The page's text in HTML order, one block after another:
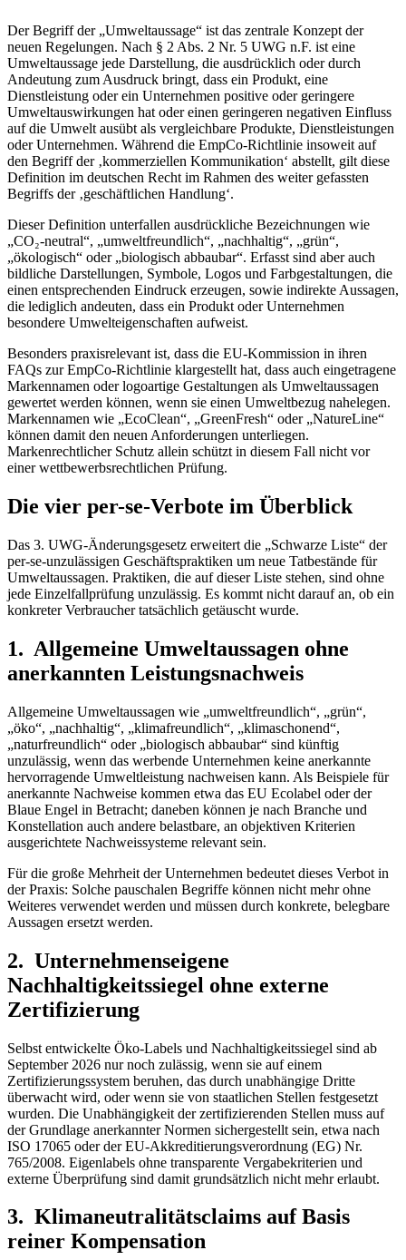
Der Begriff der „Umweltaussage“ ist das zentrale Konzept der
neuen Regelungen. Nach § 2 Abs. 2 Nr. 5 UWG n.F. ist eine
Umweltaussage jede Darstellung, die ausdrücklich oder durch
Andeutung zum Ausdruck bringt, dass ein Produkt, eine
Dienstleistung oder ein Unternehmen positive oder geringere
Umweltauswirkungen hat oder einen geringeren negativen Einfluss
auf die Umwelt ausübt als vergleichbare Produkte, Dienstleistungen
oder Unternehmen. Während die EmpCo-Richtlinie insoweit auf
den Begriff der ‚kommerziellen Kommunikation‘ abstellt, gilt diese
Definition im deutschen Recht im Rahmen des weiter gefassten
Begriffs der ‚geschäftlichen Handlung‘.
Dieser Definition unterfallen ausdrückliche Bezeichnungen wie
„CO₂-neutral“, „umweltfreundlich“, „nachhaltig“, „grün“,
„ökologisch“ oder „biologisch abbaubar“. Erfasst sind aber auch
bildliche Darstellungen, Symbole, Logos und Farbgestaltungen, die
einen entsprechenden Eindruck erzeugen, sowie indirekte Aussagen,
die lediglich andeuten, dass ein Produkt oder Unternehmen
besondere Umwelteigenschaften aufweist.
Besonders praxisrelevant ist, dass die EU-Kommission in ihren
FAQs zur EmpCo-Richtlinie klargestellt hat, dass auch eingetragene
Markennamen oder logoartige Gestaltungen als Umweltaussagen
gewertet werden können, wenn sie einen Umweltbezug nahelegen.
Markennamen wie „EcoClean“, „GreenFresh“ oder „NatureLine“
können damit den neuen Anforderungen unterliegen.
Markenrechtlicher Schutz allein schützt in diesem Fall nicht vor
einer wettbewerbsrechtlichen Prüfung.
Die vier per-se-Verbote im Überblick
Das 3. UWG-Änderungsgesetz erweitert die „Schwarze Liste“ der
per-se-unzulässigen Geschäftspraktiken um neue Tatbestände für
Umweltaussagen. Praktiken, die auf dieser Liste stehen, sind ohne
jede Einzelfallprüfung unzulässig. Es kommt nicht darauf an, ob ein
konkreter Verbraucher tatsächlich getäuscht wurde.
1. Allgemeine Umweltaussagen ohne
anerkannten Leistungsnachweis
Allgemeine Umweltaussagen wie „umweltfreundlich“, „grün“,
„öko“, „nachhaltig“, „klimafreundlich“, „klimaschonend“,
„naturfreundlich“ oder „biologisch abbaubar“ sind künftig
unzulässig, wenn das werbende Unternehmen keine anerkannte
hervorragende Umweltleistung nachweisen kann. Als Beispiele für
anerkannte Nachweise kommen etwa das EU Ecolabel oder der
Blaue Engel in Betracht; daneben können je nach Branche und
Konstellation auch andere belastbare, an objektiven Kriterien
ausgerichtete Nachweissysteme relevant sein.
Für die große Mehrheit der Unternehmen bedeutet dieses Verbot in
der Praxis: Solche pauschalen Begriffe können nicht mehr ohne
Weiteres verwendet werden und müssen durch konkrete, belegbare
Aussagen ersetzt werden.
2. Unternehmenseigene
Nachhaltigkeitssiegel ohne externe
Zertifizierung
Selbst entwickelte Öko-Labels und Nachhaltigkeitssiegel sind ab
September 2026 nur noch zulässig, wenn sie auf einem
Zertifizierungssystem beruhen, das durch unabhängige Dritte
überwacht wird, oder wenn sie von staatlichen Stellen festgesetzt
wurden. Die Unabhängigkeit der zertifizierenden Stellen muss auf
der Grundlage anerkannter Normen sichergestellt sein, etwa nach
ISO 17065 oder der EU-Akkreditierungsverordnung (EG) Nr.
765/2008. Eigenlabels ohne transparente Vergabekriterien und
externe Überprüfung sind damit grundsätzlich nicht mehr erlaubt.
3. Klimaneutralitätsclaims auf Basis
reiner Kompensation